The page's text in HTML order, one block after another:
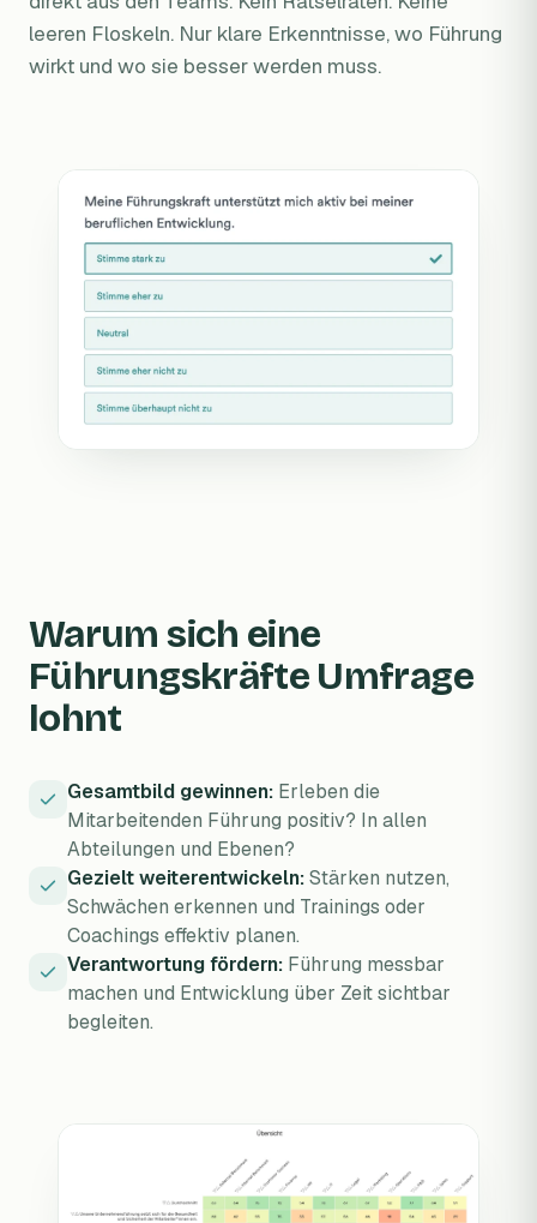
leeren Floskeln. Nur klare Erkenntnisse, wo Führung
wirkt und wo sie besser werden muss.
Warum sich eine
Führungskräfte Umfrage
lohnt
Gesamtbild gewinnen: Erleben die
Mitarbeitenden Führung positiv? In allen
Abteilungen und Ebenen?
Gezielt weiterentwickeln:Stärken nutzen,
Schwächen erkennen und Trainings oder
Coachings effektiv planen.
Verantwortung fördern: Führung messbar
machen und Entwicklung über Zeit sichtbar
begleiten.